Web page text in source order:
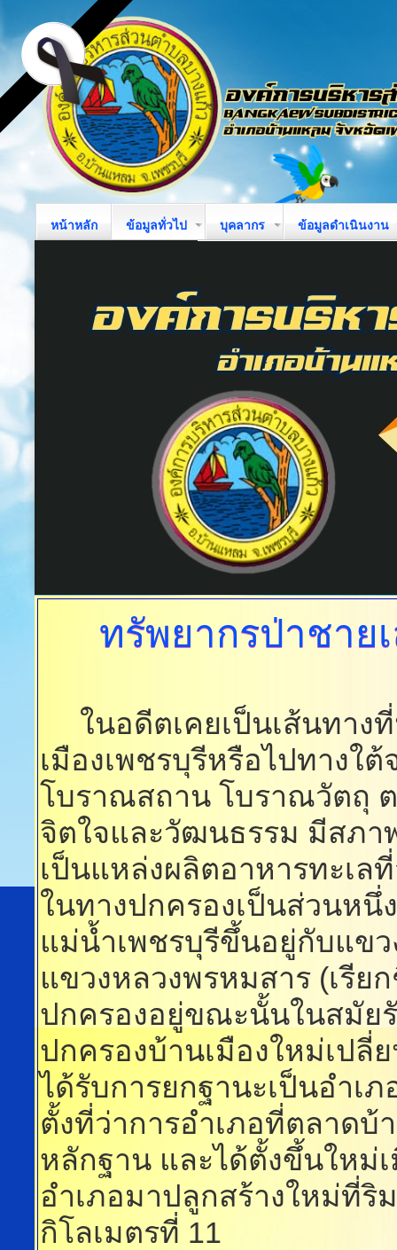
หน้าหลัก ข้อมูลทั่วไป บุคลากร ข้อมูลดำเนินงาน
ทรัพยากรป่าชาย
ในอดีตเคยเป็นเส้นทางที่
เมืองเพชรบุรีหรือไปทางใ
โบราณสถาน โบราณวัตถุ
จิตใจและวัฒนธรรม มีสภ
เป็นแหล่งผลิตอาหารทะเ
ในทางปกครองเป็นส่วนหนึ่
แม่น้ำเพชรบุรีขึ้นอยู่กับแข
แขวงหลวงพรหมสาร (เรี
ปกครองอยู่ขณะนั้นในสมัย
ปกครองบ้านเมืองใหม่เปลี่
ได้รับการยกฐานะเป็นอำเ
ตั้งที่ว่าการอำเภอที่ตลาด
หลักฐาน และได้ตั้งขึ้นใหม่
อำเภอมาปลูกสร้างใหม่ที่
กิโลเมตรที่ 11